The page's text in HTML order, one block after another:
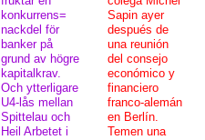
konkurrens=
nackdel för
banker på
grund av högre
kapitalkrav.
Och ytterligare
U4-lås mellan
Spittelau och
Heil Arbetet i
Sapin ayer
después de
una reunión
del consejo
económico y
financiero
franco-alemán
en Berlín.
Temen una